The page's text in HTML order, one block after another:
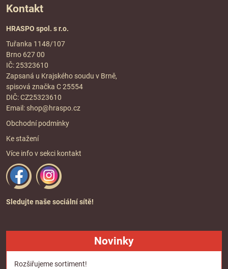
Kontakt
HRASPO spol. s r.o.
Tuřanka 1148/107
Brno 627 00
IČ: 25323610
Zapsaná u Krajského soudu v Brně,
spisová značka C 25554
DIČ: CZ25323610
Email: shop@hraspo.cz
Obchodní podmínky
Ke stažení
Více info v sekci kontakt
Sledujte naše sociální sítě!
Novinky
Rozšiřujeme sortiment!